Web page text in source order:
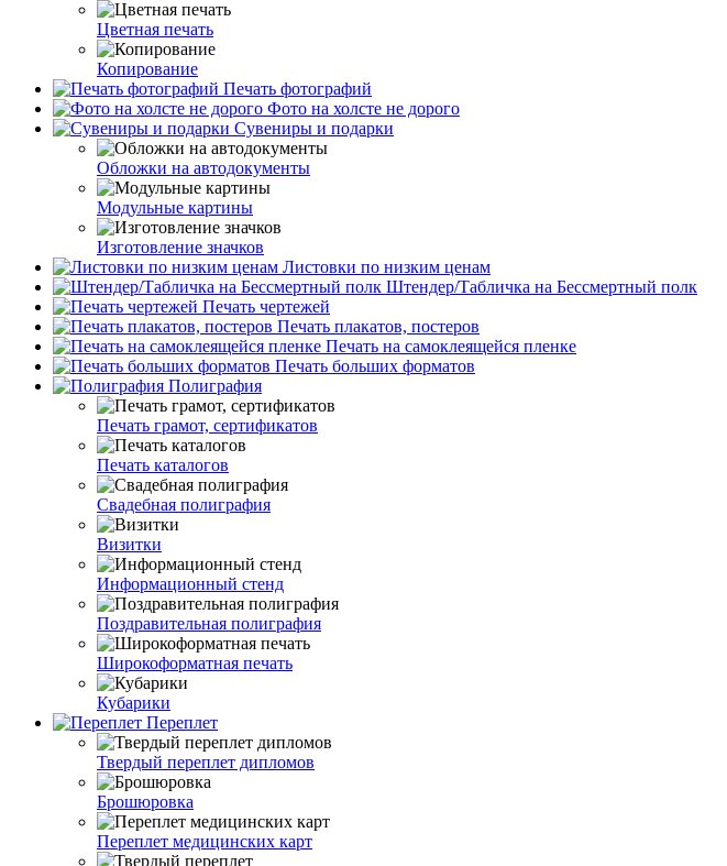
Цветная печать
Копирование
Печать фотографий
Фото на холсте не дорого
Сувениры и подарки
Обложки на автодокументы
Модульные картины
Изготовление значков
Листовки по низким ценам
Штендер/Табличка на Бессмертный полк
Печать чертежей
Печать плакатов, постеров
Печать на самоклеящейся пленке
Печать больших форматов
Полиграфия
Печать грамот, сертификатов
Печать каталогов
Свадебная полиграфия
Визитки
Информационный стенд
Поздравительная полиграфия
Широкоформатная печать
Кубарики
Переплет
Твердый переплет дипломов
Брошюровка
Переплет медицинских карт